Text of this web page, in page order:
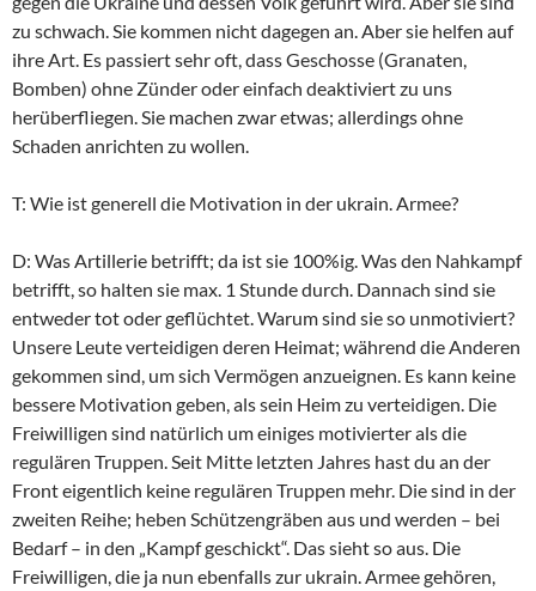
zu schwach. Sie kommen nicht dagegen an. Aber sie helfen auf
ihre Art. Es passiert sehr oft, dass Geschosse (Granaten,
Bomben) ohne Zünder oder einfach deaktiviert zu uns
herüberfliegen. Sie machen zwar etwas; allerdings ohne
Schaden anrichten zu wollen.
T: Wie ist generell die Motivation in der ukrain. Armee?
D: Was Artillerie betrifft; da ist sie 100%ig. Was den Nahkampf
betrifft, so halten sie max. 1 Stunde durch. Dannach sind sie
entweder tot oder geflüchtet. Warum sind sie so unmotiviert?
Unsere Leute verteidigen deren Heimat; während die Anderen
gekommen sind, um sich Vermögen anzueignen. Es kann keine
bessere Motivation geben, als sein Heim zu verteidigen. Die
Freiwilligen sind natürlich um einiges motivierter als die
regulären Truppen. Seit Mitte letzten Jahres hast du an der
Front eigentlich keine regulären Truppen mehr. Die sind in der
zweiten Reihe; heben Schützengräben aus und werden – bei
Bedarf – in den „Kampf geschickt“. Das sieht so aus. Die
Freiwilligen, die ja nun ebenfalls zur ukrain. Armee gehören,